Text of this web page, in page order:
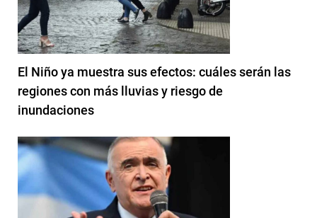
El Niño ya muestra sus efectos: cuáles serán las
regiones con más lluvias y riesgo de
inundaciones